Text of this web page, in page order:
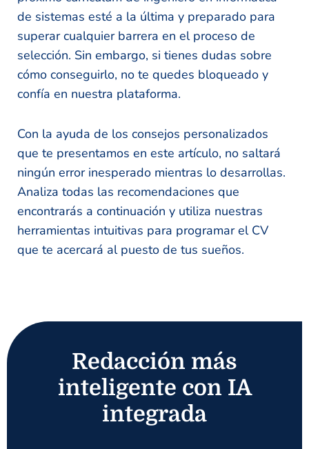
de sistemas esté a la última y preparado para
superar cualquier barrera en el proceso de
selección. Sin embargo, si tienes dudas sobre
cómo conseguirlo, no te quedes bloqueado y
confía en nuestra plataforma.
Con la ayuda de los consejos personalizados
que te presentamos en este artículo, no saltará
ningún error inesperado mientras lo desarrollas.
Analiza todas las recomendaciones que
encontrarás a continuación y utiliza nuestras
herramientas intuitivas para programar el CV
que te acercará al puesto de tus sueños.
Redacción más
inteligente con IA
integrada